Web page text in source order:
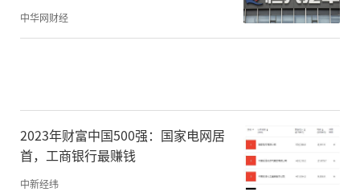
中华网财经
2023年财富中国500强：国家电网居
首，工商银行最赚钱
中新经纬